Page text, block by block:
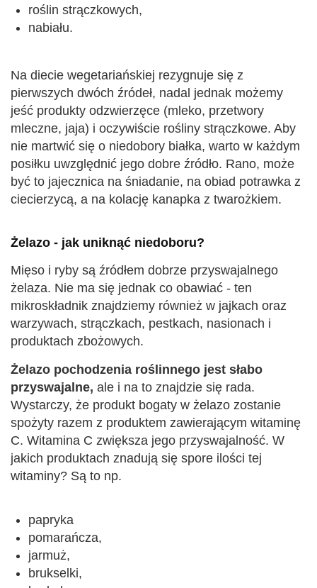
roślin strączkowych,
nabiału.
Na diecie wegetariańskiej rezygnuje się z
pierwszych dwóch źródeł, nadal jednak możemy
jeść produkty odzwierzęce (mleko, przetwory
mleczne, jaja) i oczywiście rośliny strączkowe. Aby
nie martwić się o niedobory białka, warto w każdym
posiłku uwzględnić jego dobre źródło. Rano, może
być to jajecznica na śniadanie, na obiad potrawka z
ciecierzycą, a na kolację kanapka z twarożkiem.
Żelazo - jak uniknąć niedoboru?
Mięso i ryby są źródłem dobrze przyswajalnego
żelaza. Nie ma się jednak co obawiać - ten
mikroskładnik znajdziemy również w jajkach oraz
warzywach, strączkach, pestkach, nasionach i
produktach zbożowych.
Żelazo pochodzenia roślinnego jest słabo
przyswajalne, ale i na to znajdzie się rada.
Wystarczy, że produkt bogaty w żelazo zostanie
spożyty razem z produktem zawierającym witaminę
C. Witamina C zwiększa jego przyswajalność. W
jakich produktach znadują się spore ilości tej
witaminy? Są to np.
papryka
pomarańcza,
jarmuż,
brukselki,